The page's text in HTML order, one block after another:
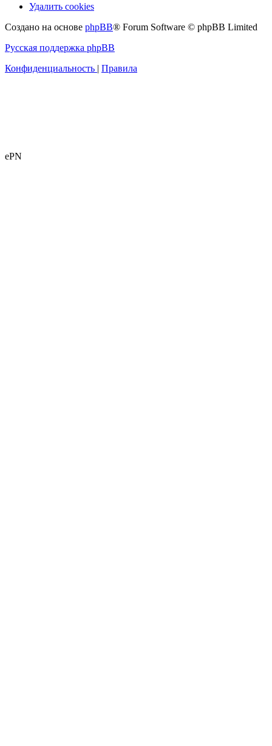
Удалить cookies
Создано на основе phpBB® Forum Software © phpBB Limited
Русская поддержка phpBB
Конфиденциальность | Правила
ePN